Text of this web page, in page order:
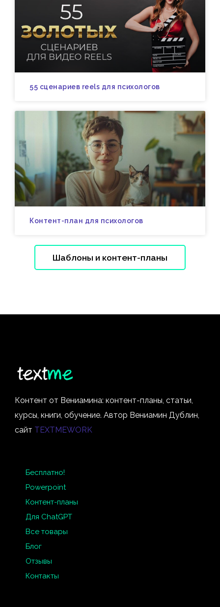
55 сценариев reels для психологов
Контент-план для психологов
Шаблоны и контент-планы
Контент от Вениамина: контент-планы, статьи,
курсы, книги, обучение. Автор Вениамин Дублин,
сайт TEXTMEWORK
Бесплатно!
Powerpoint
Контент-планы
Для ChatGPT
Все товары
Блог
Отзывы
Контакты